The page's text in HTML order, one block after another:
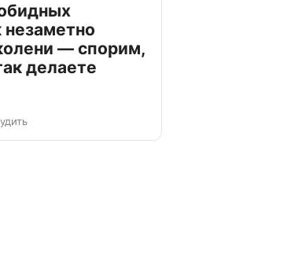
— спорим,
делаете